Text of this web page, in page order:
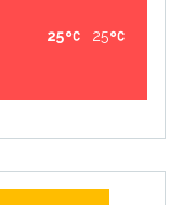
25
25